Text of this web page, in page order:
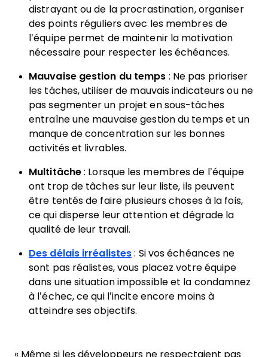
distrayant ou de la procrastination, organiser
des points réguliers avec les membres de
l’équipe permet de maintenir la motivation
nécessaire pour respecter les échéances.
Mauvaise gestion du temps : Ne pas prioriser
les tâches, utiliser de mauvais indicateurs ou ne
pas segmenter un projet en sous-tâches
entraîne une mauvaise gestion du temps et un
manque de concentration sur les bonnes
activités et livrables.
Multitâche : Lorsque les membres de l’équipe
ont trop de tâches sur leur liste, ils peuvent
être tentés de faire plusieurs choses à la fois,
ce qui disperse leur attention et dégrade la
qualité de leur travail.
Des délais irréalistes : Si vos échéances ne
sont pas réalistes, vous placez votre équipe
dans une situation impossible et la condamnez
à l’échec, ce qui l’incite encore moins à
atteindre ses objectifs.
« Même si les développeurs ne respectaient pas